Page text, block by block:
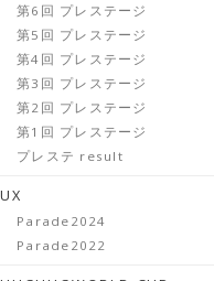
第6回 プレステージ
第5回 プレステージ
第4回 プレステージ
第3回 プレステージ
第2回 プレステージ
第1回 プレステージ
プレステ result
UX
Parade2024
Parade2022